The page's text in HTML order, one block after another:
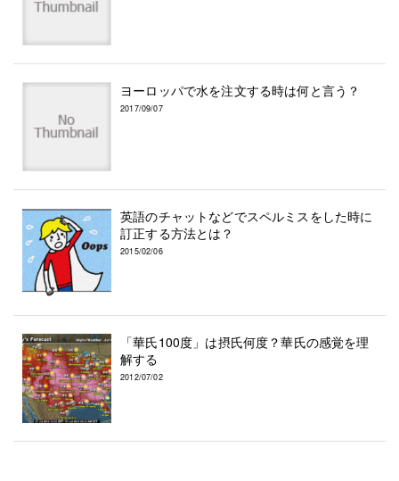
ヨーロッパで水を注文する時は何と言う？
2017/09/07
英語のチャットなどでスペルミスをした時に
訂正する方法とは？
2015/02/06
「華氏100度」は摂氏何度？華氏の感覚を理
解する
2012/07/02